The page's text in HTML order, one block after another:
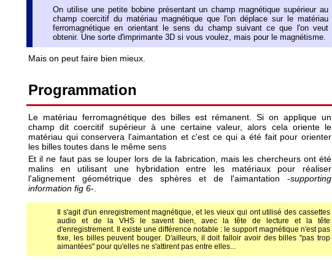
On utilise une petite bobine présentant un champ magnétique supérieur au
champ coercitif du matériau magnétique que l'on déplace sur le matériau
ferromagnétique en orientant le sens du champ suivant ce que l'on veut
obtenir. Une sorte d'imprimante 3D si vous voulez, mais pour le magnétisme.
Mais on peut faire bien mieux.
Programmation
Le matériau ferromagnétique des billes est rémanent. Si on applique un
champ dit coercitif supérieur à une certaine valeur, alors cela oriente le
matériau qui conservera l'aimantation et c'est ce qui a été fait pour orienter
les billes toutes dans le même sens
Et il ne faut pas se louper lors de la fabrication, mais les chercheurs ont été
malins en utilisant une hybridation entre les matériaux pour réaliser
l'alignement géométrique des sphères et de l'aimantation -supporting
information fig 6-.
Il s'agit d'un enregistrement magnétique, et les vieux qui ont utilisé des cassettes
audio et de la VHS le savent bien, avec la tête de lecture et la tête
d'enregistrement. Il existe une différence notable : le support magnétique n'est pas
fixe, les billes peuvent bouger. D'ailleurs, il doit falloir avoir des billes "pas trop
aimantées" pour qu'elles ne s'attirent pas entre elles...